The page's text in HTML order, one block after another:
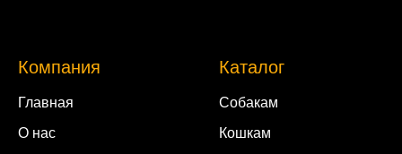
Компания
Главная
О нас
Каталог
Собакам
Кошкам